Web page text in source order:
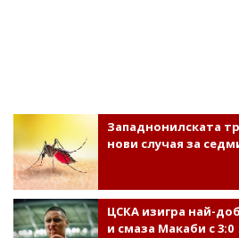
Западнонилската
нови случая за
ЦСКА изигра най-
и смаза Макаби с 3:0